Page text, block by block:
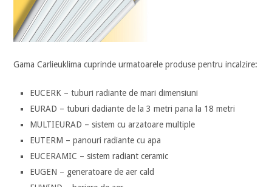
Gama Carlieuklima cuprinde urmatoarele produse pentru incalzire:
EUCERK – tuburi radiante de mari dimensiuni
EURAD – tuburi dadiante de la 3 metri pana la 18 metri
MULTIEURAD – sistem cu arzatoare multiple
EUTERM – panouri radiante cu apa
EUCERAMIC – sistem radiant ceramic
EUGEN – generatoare de aer cald